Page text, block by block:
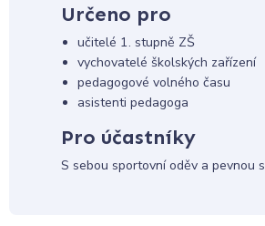
Určeno pro
učitelé 1. stupně ZŠ
vychovatelé školských zařízení
pedagogové volného času
asistenti pedagoga
Pro účastníky
S sebou sportovní oděv a pevnou